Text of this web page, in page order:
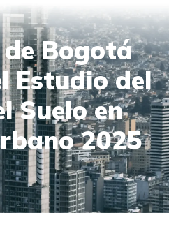
Bogotá
Estudio del
Suelo en
2025